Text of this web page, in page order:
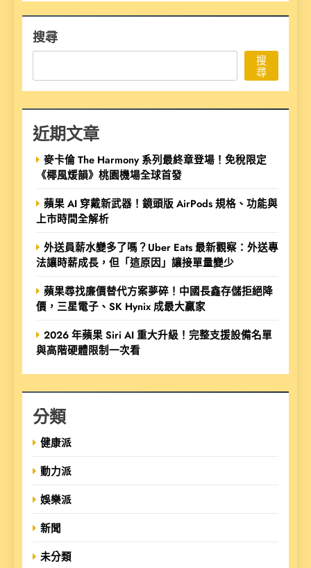
搜尋
搜
尋
近期文章
麥卡倫 The Harmony 系列最終章登場！免稅限定
《椰風煖韻》桃園機場全球首發
蘋果 AI 穿戴新武器！鏡頭版 AirPods 規格、功能與
上市時間全解析
外送員薪水變多了嗎？Uber Eats 最新觀察：外送專
法讓時薪成長，但「這原因」讓接單量變少
蘋果尋找廉價替代方案夢碎！中國長鑫存儲拒絕降
價，三星電子、SK Hynix 成最大贏家
2026 年蘋果 Siri AI 重大升級！完整支援設備名單
與高階硬體限制一次看
分類
健康派
動力派
娛樂派
新聞
未分類